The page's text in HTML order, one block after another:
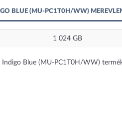
BLUE (MU-PC1T0H/WW)
1 024 GB
Indigo Blue (MU-PC1T0H/WW)